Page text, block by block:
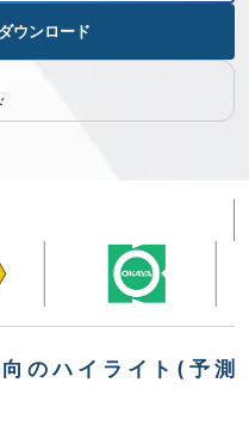
ウンロード
のハイライト(予測